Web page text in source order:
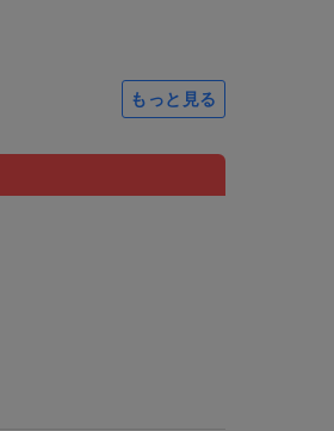
もっと見る